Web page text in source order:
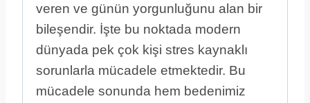
veren ve günün yorgunluğunu alan bir
bileşendir. İşte bu noktada modern
dünyada pek çok kişi stres kaynaklı
sorunlarla mücadele etmektedir. Bu
mücadele sonunda hem bedenimiz